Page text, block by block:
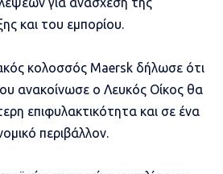
και του εμπορίου.
κολοσσός Maersk δήλωσε ότι
ανακοίνωσε ο Λευκός Οίκος θα
επιφυλακτικότητα και σε ένα
περιβάλλον.